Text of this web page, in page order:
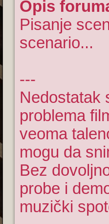
Opis
Pisanje
scenario...
---
Nedostatak
problema
veoma
mogu da
Bez
probe i
muzički